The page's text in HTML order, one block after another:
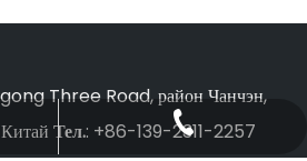
Three Road, район Чанчэн,
Тел.: +86-139-2311-2257
139-2311-2257